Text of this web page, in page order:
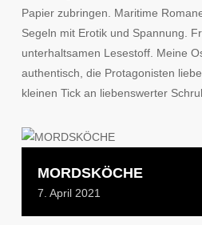
Papier zubringen. Maritime
Segeln mit Erotik und Spannung.
unterhaltsamen Lesestoff. Meine
authentisch, die Protagonisten
kleinen Tick an liebenswerter
MORDSKÖCHE
7. April 2021